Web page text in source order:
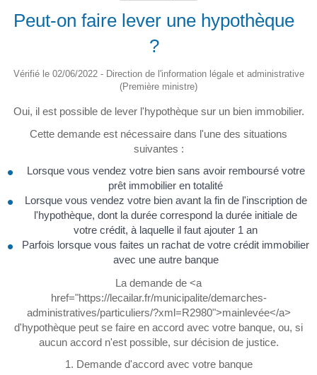
Peut-on faire lever une hypothèque
?
Vérifié le 02/06/2022 - Direction de l'information légale et administrative
(Première ministre)
Oui, il est possible de lever l'hypothèque sur un bien immobilier.
Cette demande est nécessaire dans l'une des situations
suivantes :
Lorsque vous vendez votre bien sans avoir remboursé votre
prêt immobilier en totalité
Lorsque vous vendez votre bien avant la fin de l'inscription de
l'hypothèque, dont la durée correspond la durée initiale de
votre crédit, à laquelle il faut ajouter 1 an
Parfois lorsque vous faites un rachat de votre crédit immobilier
avec une autre banque
La demande de <a
href="https://lecailar.fr/municipalite/demarches-
administratives/particuliers/?xml=R2980">mainlevée</a>
d'hypothèque peut se faire en accord avec votre banque, ou, si
aucun accord n'est possible, sur décision de justice.
1. Demande d'accord avec votre banque